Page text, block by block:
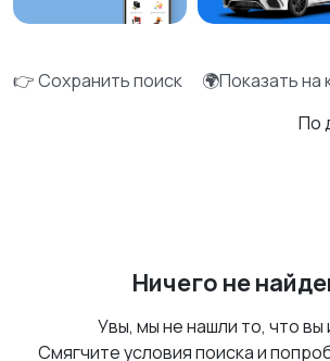
👉 Сохранить поиск
🌍Показать на
По
Ничего не
Увы, мы не нашли то, что вы
Смягчите условия поиска и